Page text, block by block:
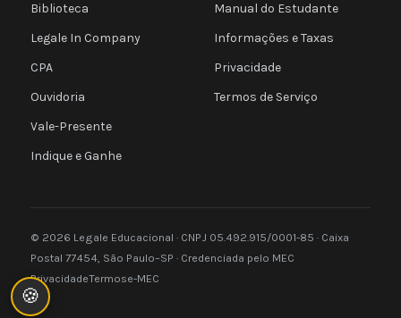
Biblioteca
Legale In Company
CPA
Ouvidoria
Vale-Presente
Indique e Ganhe
Manual do Estudante
Informações e Taxas
Privacidade
Termos de Serviço
© 2026 Legale Educacional · CNPJ 05.492.915/0001-85 · Caixa
Postal 77454, São Paulo–SP · Credenciada pelo MEC
PrivacidadeTermose-MEC
🍪